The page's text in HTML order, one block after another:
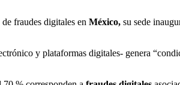
fraudes digitales en México, su sede
y plataformas digitales- genera